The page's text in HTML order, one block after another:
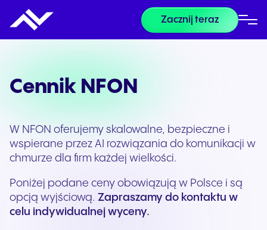
Zacznij teraz
Cennik NFON
W NFON oferujemy skalowalne, bezpieczne i
wspierane przez AI rozwiązania do komunikacji w
chmurze dla firm każdej wielkości.
Poniżej podane ceny obowiązują w Polsce i są
opcją wyjściową. Zapraszamy do kontaktu w
celu indywidualnej wyceny.